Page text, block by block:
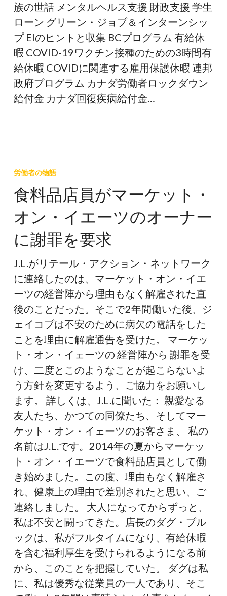
族の世話 メンタルヘルス支援 財政支援 学生
ローン グリーン・ジョブ＆インターンシッ
プ EIのヒントと収集 BCプログラム 有給休
暇 COVID-19ワクチン接種のための3時間有
給休暇 COVIDに関連する雇用保護休暇 連邦
政府プログラム カナダ労働者ロックダウン
給付金 カナダ回復疾病給付金…
料
店
員
が
マ
ー
ケ
ト・
ン・
イ
エ
ー
ツ
の
オ
ー
ナ
ー
に
謝
罪
を
要
求
労働者の物語
食料品店員がマーケット・
オン・イエーツのオーナー
に謝罪を要求
J.L.がリテール・アクション・ネットワーク
に連絡したのは、マーケット・オン・イエ
ーツの経営陣から理由もなく解雇された直
後のことだった。そこで2年間働いた後、ジ
ェイコブは不安のために病欠の電話をした
ことを理由に解雇通告を受けた。 マーケッ
ト・オン・イェーツの 経営陣から 謝罪を受
け、二度とこのようなことが起こらないよ
う方針を変更するよう、ご協力をお願いし
ます。 詳しくは、J.L.に聞いた： 親愛なる
友人たち、かつての同僚たち、そしてマー
ケット・オン・イェーツのお客さま、 私の
名前はJ.L.です。2014年の夏からマーケッ
ト・オン・イエーツで食料品店員として働
き始めました。この度、理由もなく解雇さ
れ、健康上の理由で差別されたと思い、ご
連絡しました。 大人になってからずっと、
私は不安と闘ってきた。店長のダグ・ブル
ックは、私がフルタイムになり、有給休暇
を含む福利厚生を受けられるようになる前
から、このことを把握していた。 ダグは私
に、私は優秀な従業員の一人であり、そこ